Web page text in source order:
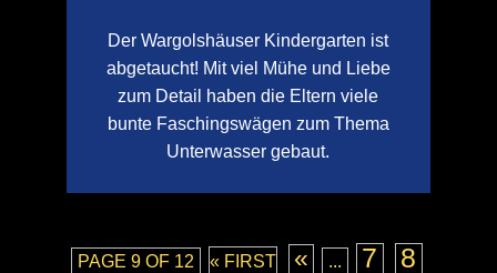
Der Wargolshäuser Kindergarten ist
abgetaucht! Mit viel Mühe und Liebe
zum Detail haben die Eltern viele
bunte Faschingswägen zum Thema
Unterwasser gebaut.
PAGE 9 OF 12 « FIRST « ... 7
8